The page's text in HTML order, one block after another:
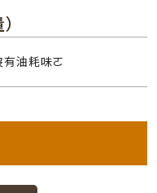
有油耗味ㄛ